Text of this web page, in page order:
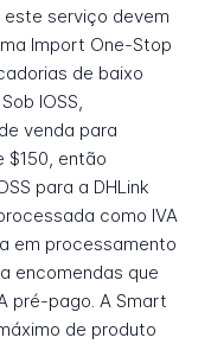
serviço devem
Import One-Stop
de baixo
IOSS,
venda para
$150, então
para a DHLink
como IVA
em processamento
encomendas que
pré-pago. A Smart
de produto